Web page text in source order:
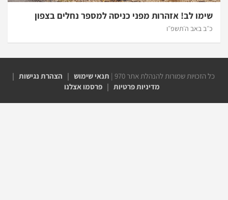
לב! אזהרות מפני כניסה למספר נחלים בצפון
באב ה׳תשפ״ו
שמורות להנהלת אתר 970 | תנאי שימוש|הצהרת נגישות|
מדיניות פרטיות|פרסמו אצלנו